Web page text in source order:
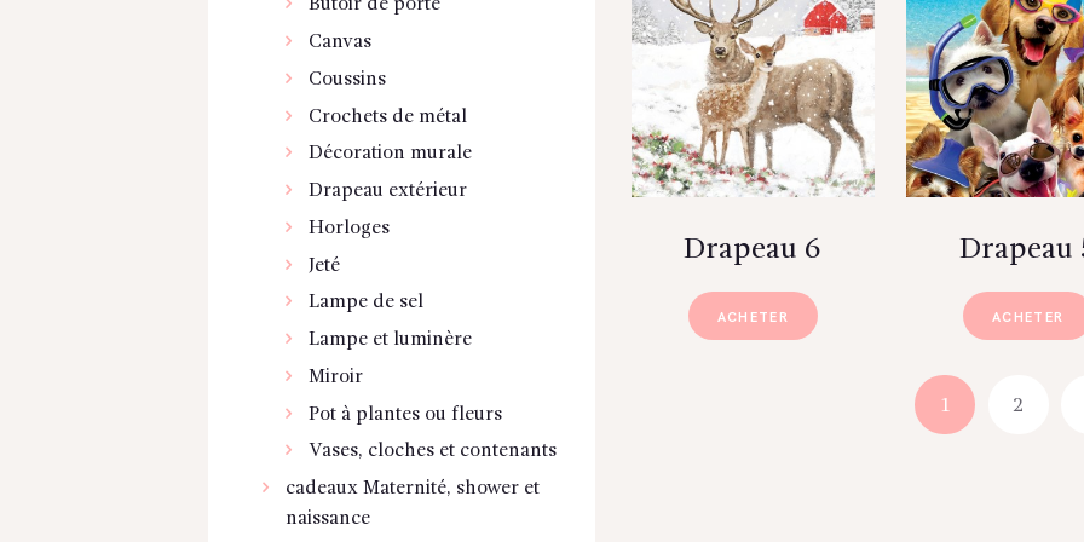
Drapeau 6
ACHETER
Drapeau
ACHETER
1 2
Butoir de porte
Canvas
Coussins
Crochets de métal
Décoration murale
Drapeau extérieur
Horloges
Jeté
Lampe de sel
Lampe et luminère
Miroir
Pot à plantes ou fleurs
Vases, cloches et contenants
cadeaux Maternité, shower et
naissance